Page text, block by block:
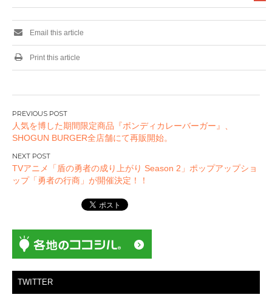
Email this article
Print this article
投
稿
ナ
ビ
ゲ
ン
人気を博した期間限定商品『ボンディカレーバーガー』、
SHOGUN BURGER全店舗にて再販開始。
TVアニメ「盾の勇者の成り上がり Season 2」ポップアップショ
ップ「勇者の行商」が開催決定！！
TWITTER